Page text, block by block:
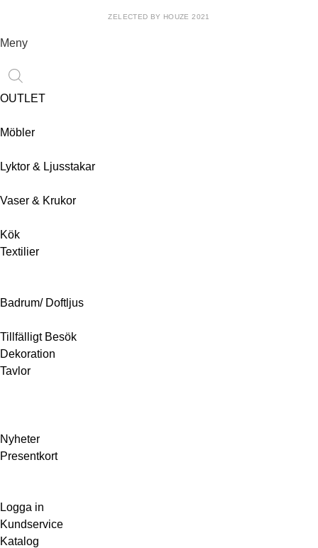
ZELECTED BY HOUZE2021
Meny
Products
search
OUTLET
Möbler
Lyktor & Ljusstakar
Vaser & Krukor
Kök
Textilier
Badrum/ Doftljus
Tillfälligt Besök
Dekoration
Tavlor
Nyheter
Presentkort
Logga in
Kundservice
Katalog